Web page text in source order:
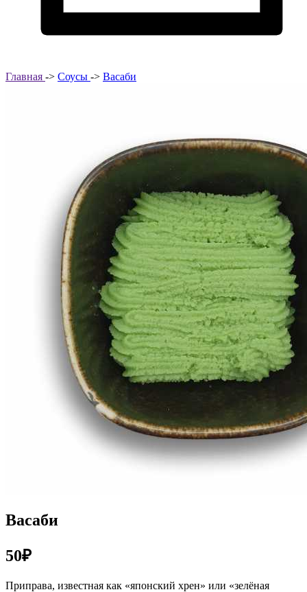
Главная -> Соусы -> Васаби
Васаби
50₽
Приправа, известная как «японский хрен» или «зелёная